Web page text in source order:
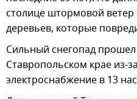
столице штормовой ветер
деревьев, которые
Сильный снегопад прошел
Ставропольском крае из-
электроснабжение в 13